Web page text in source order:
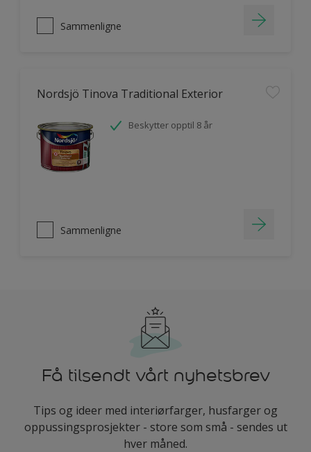
Sammenligne
Nordsjö Tinova Traditional Exterior
Beskytter opptil 8 år
Sammenligne
Få tilsendt vårt nyhetsbrev
Tips og ideer med interiørfarger, husfarger og
oppussingsprosjekter - store som små - sendes ut
hver måned.